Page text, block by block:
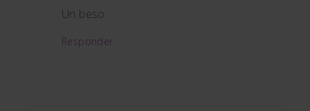
Un beso
Responder